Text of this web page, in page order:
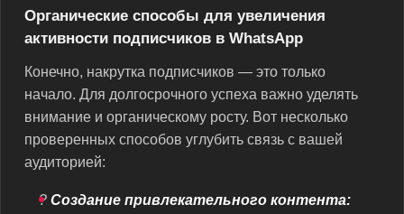
Органические способы для увеличения
активности подписчиков в WhatsApp
Конечно, накрутка подписчиков — это только
начало. Для долгосрочного успеха важно уделять
внимание и органическому росту. Вот несколько
проверенных способов углубить связь с вашей
аудиторией:
? Создание привлекательного контента: